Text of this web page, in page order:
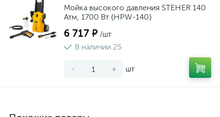
Мойка высокого давления STEHER 140
Атм, 1700 Вт {HPW-140}
6 717 ₽ /шт
В наличии 25
- + шт